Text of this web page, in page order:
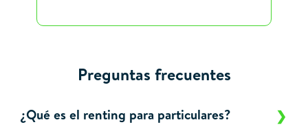
Preguntas frecuentes
¿Qué es el renting para particulares?